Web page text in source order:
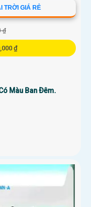
TRỜI GIÁ RẺ
₫
₫
Màu Ban Ðêm.